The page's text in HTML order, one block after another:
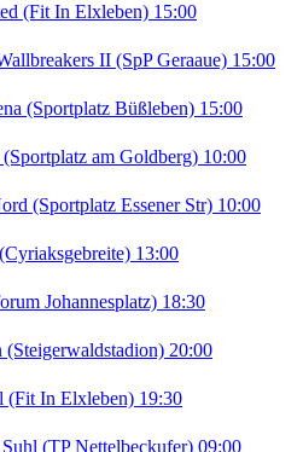
(Fit In Elxleben) 15:00
II (SpP Geraaue) 15:00
(Sportplatz Büßleben) 15:00
am Goldberg) 10:00
(Sportplatz Essener Str) 10:00
13:00
Johannesplatz) 18:30
20:00
In Elxleben) 19:30
(TP Nettelbeckufer) 09:00